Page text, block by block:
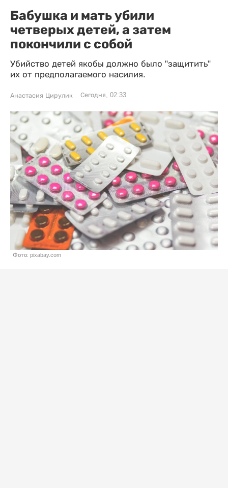
Бабушка и мать убили
четверых детей, а затем
покончили с собой
Убийство детей якобы должно было "защитить"
их от предполагаемого насилия.
Анастасия Цирулик Сегодня, 02:33
Фото: pixabay.com